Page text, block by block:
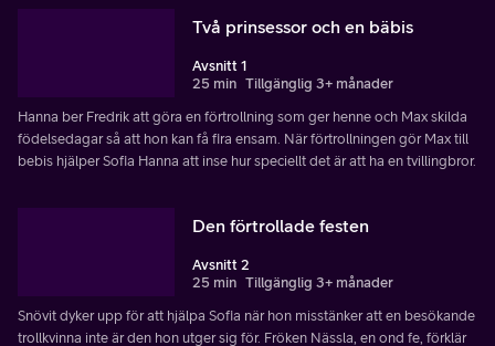
Två prinsessor och en bäbis
Avsnitt 1
25 min Tillgänglig 3+ månader
Hanna ber Fredrik att göra en förtrollning som ger henne och Max skilda
födelsedagar så att hon kan få fira ensam. När förtrollningen gör Max till
bebis hjälper Sofia Hanna att inse hur speciellt det är att ha en tvillingbror.
Den förtrollade festen
Avsnitt 2
25 min Tillgänglig 3+ månader
Snövit dyker upp för att hjälpa Sofia när hon misstänker att en besökande
trollkvinna inte är den hon utger sig för. Fröken Nässla, en ond fe, förklär